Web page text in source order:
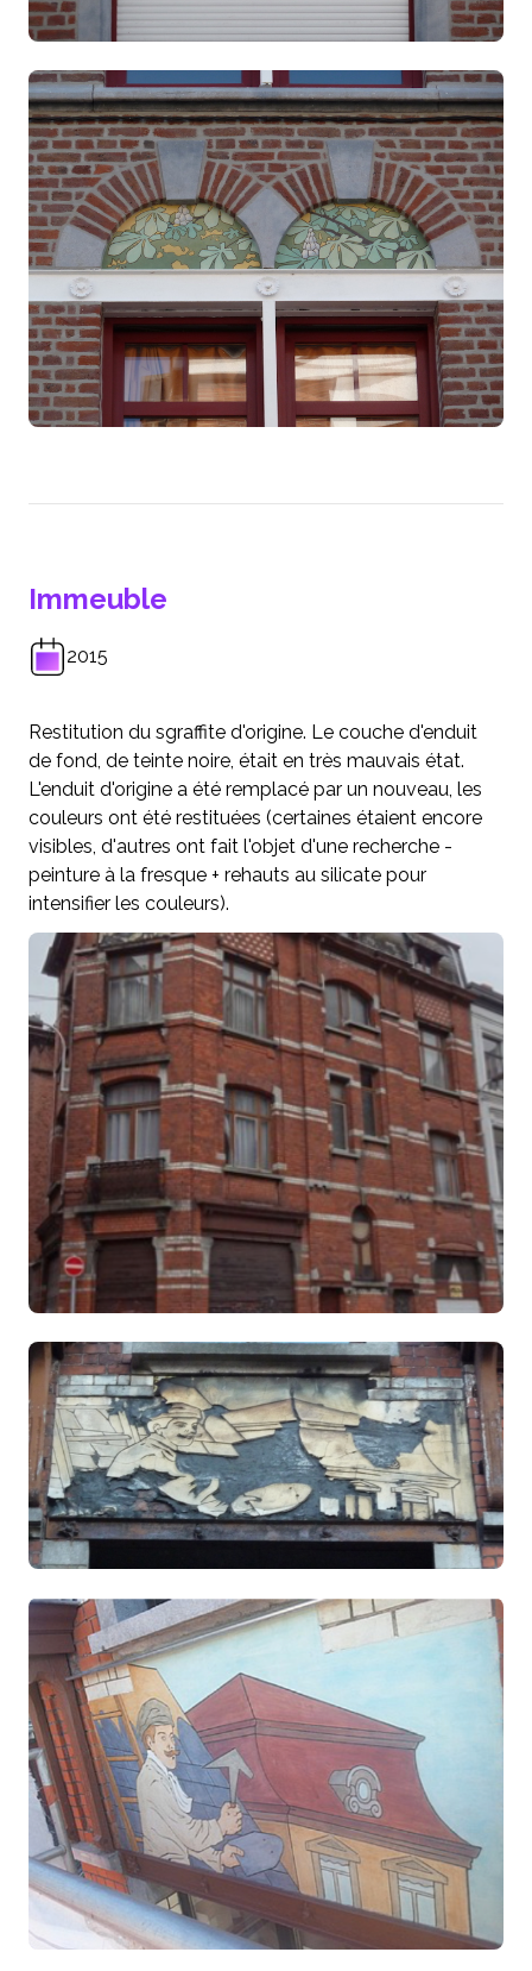
Immeuble
2015
Restitution du sgraffite d'origine. Le couche d'enduit
de fond, de teinte noire, était en très mauvais état.
L'enduit d'origine a été remplacé par un nouveau, les
couleurs ont été restituées (certaines étaient encore
visibles, d'autres ont fait l'objet d'une recherche -
peinture à la fresque + rehauts au silicate pour
intensifier les couleurs).